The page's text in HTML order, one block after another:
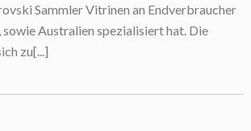
Sammler Vitrinen an Endverbraucher
sowie Australien spezialisiert hat. Die
zu[...]